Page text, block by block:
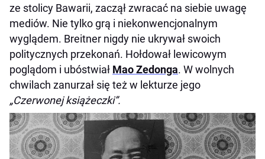
ze stolicy Bawarii, zaczął zwracać na siebie uwagę
mediów. Nie tylko grą i niekonwencjonalnym
wyglądem. Breitner nigdy nie ukrywał swoich
politycznych przekonań. Hołdował lewicowym
poglądom i ubóstwiał Mao Zedonga. W wolnych
chwilach zanurzał się też w lekturze jego
„Czerwonej książeczki”.